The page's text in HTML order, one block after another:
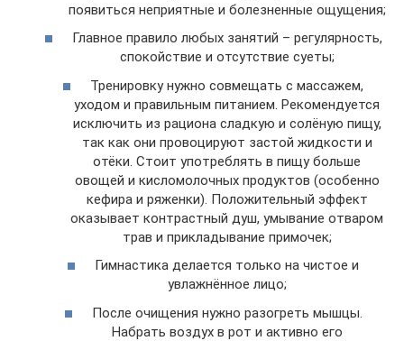
появиться неприятные и болезненные ощущения;
Главное правило любых занятий – регулярность,
спокойствие и отсутствие суеты;
Тренировку нужно совмещать с массажем,
уходом и правильным питанием. Рекомендуется
исключить из рациона сладкую и солёную пищу,
так как они провоцируют застой жидкости и
отёки. Стоит употреблять в пищу больше
овощей и кисломолочных продуктов (особенно
кефира и ряженки). Положительный эффект
оказывает контрастный душ, умывание отваром
трав и прикладывание примочек;
Гимнастика делается только на чистое и
увлажнённое лицо;
После очищения нужно разогреть мышцы.
Набрать воздух в рот и активно его